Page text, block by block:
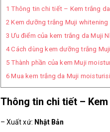
1 Thông tin chi tiết – Kem trắng
2 Kem dưỡng trắng Muji
3 Ưu điểm của kem trắng da Muji
4Cách dùng kem dưỡng trắng
5 Thành phần của kem Muji
6 Mua kem trắng da Muji
Thông tin chi tiết –
– Xuất xứ: Nhật Bản